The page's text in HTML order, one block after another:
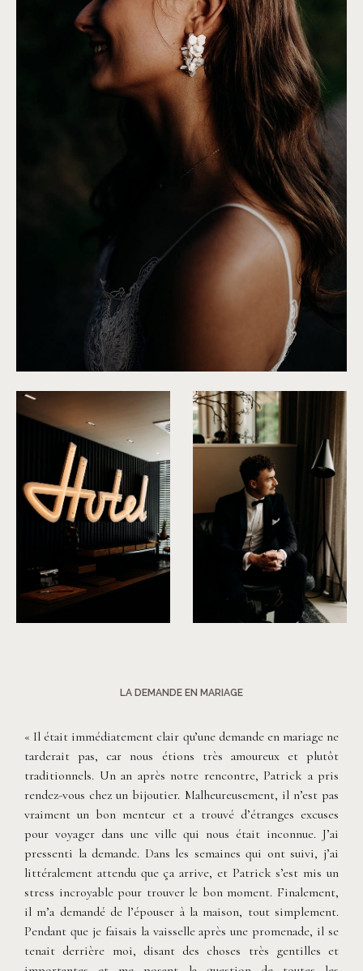
LA DEMANDE EN MARIAGE
« Il était immédiatement clair qu’une demande en mariage ne
tarderait pas, car nous étions très amoureux et plutôt
traditionnels. Un an après notre rencontre, Patrick a pris
rendez-vous chez un bijoutier. Malheureusement, il n’est pas
vraiment un bon menteur et a trouvé d’étranges excuses
pour voyager dans une ville qui nous était inconnue. J’ai
pressenti la demande. Dans les semaines qui ont suivi, j’ai
littéralement attendu que ça arrive, et Patrick s’est mis un
stress incroyable pour trouver le bon moment. Finalement,
il m’a demandé de l’épouser à la maison, tout simplement.
Pendant que je faisais la vaisselle après une promenade, il se
tenait derrière moi, disant des choses très gentilles et